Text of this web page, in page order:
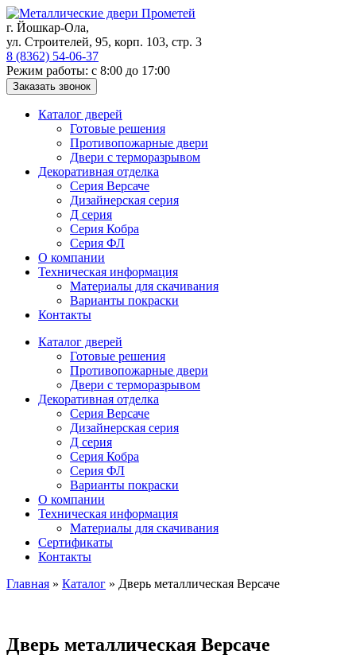
Skip
to
content
г. Йошкар-Ола,
ул. Строителей, 95, корп. 103, стр. 3
8 (8362) 54-06-37
Режим работы: с 8:00 до 17:00
Каталог дверей
Готовые решения
Противопожарные двери
Двери с терморазрывом
Декоративная отделка
Серия Версаче
Дизайнерская серия
Д серия
Серия Кобра
Серия ФЛ
О компании
Техническая информация
Материалы для скачивания
Варианты покраски
Контакты
Каталог дверей
Готовые решения
Противопожарные двери
Двери с терморазрывом
Декоративная отделка
Серия Версаче
Дизайнерская серия
Д серия
Серия Кобра
Серия ФЛ
Варианты покраски
О компании
Техническая информация
Материалы для скачивания
Сертификаты
Контакты
Главная » Каталог » Дверь металлическая Версаче
Дверь металлическая Версаче